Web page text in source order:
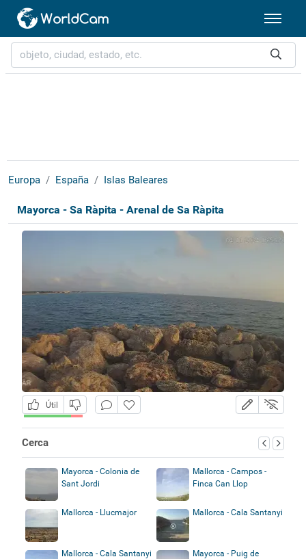
Europa España Islas Baleares
Mayorca - Sa Ràpita - Arenal de Sa Ràpita
Útil
Cerca
Mayorca - Colonia de
Sant Jordi
Mallorca - Campos -
Finca Can Llop
Mallorca - Llucmajor Mallorca - Cala Santanyi
Mallorca - Cala Santanyi
Mayorca - Puig de